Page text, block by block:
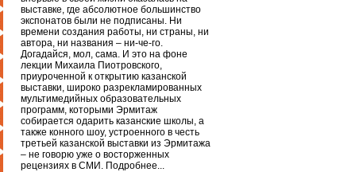
выставке, где абсолютное большинство
экспонатов были не подписаны. Ни
времени создания работы, ни страны, ни
автора, ни названия – ни-че-го.
Догадайся, мол, сама. И это на фоне
лекции Михаила Пиотровского,
приуроченной к открытию казанской
выставки, широко разрекламированных
мультимедийных образовательных
программ, которыми Эрмитаж
собирается одарить казанские школы, а
также конного шоу, устроенного в честь
третьей казанской выставки из Эрмитажа
– не говорю уже о восторженных
рецензиях в СМИ. Подробнее...